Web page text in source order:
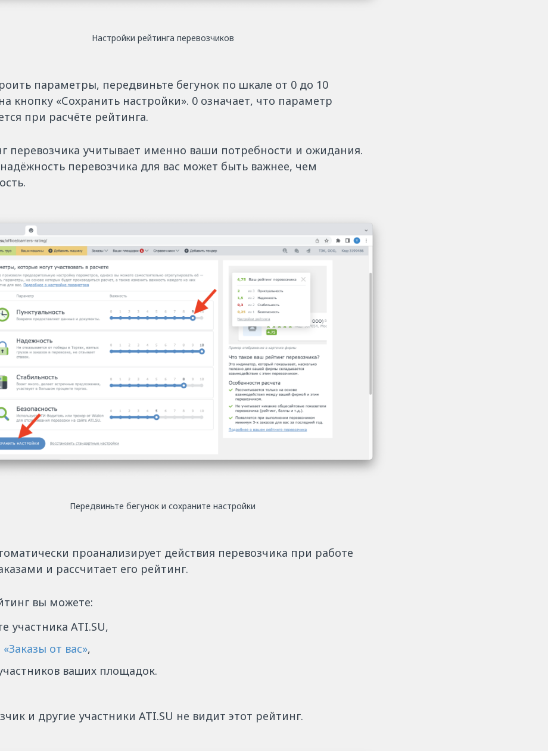
Настройки рейтинга перевозчиков
параметры, передвиньте бегунок по шкале от 0 до 10
кнопку «Сохранить настройки». 0 означает, что параметр
при расчёте рейтинга.
перевозчика учитывает именно ваши потребности и ожидания.
перевозчика для вас может быть важнее, чем
Передвиньте бегунок и сохраните настройки
проанализирует действия перевозчика при работе
и рассчитает его рейтинг.
вы можете:
участника ATI.SU,
от вас»,
ваших площадок.
и другие участники ATI.SU не видит этот рейтинг.